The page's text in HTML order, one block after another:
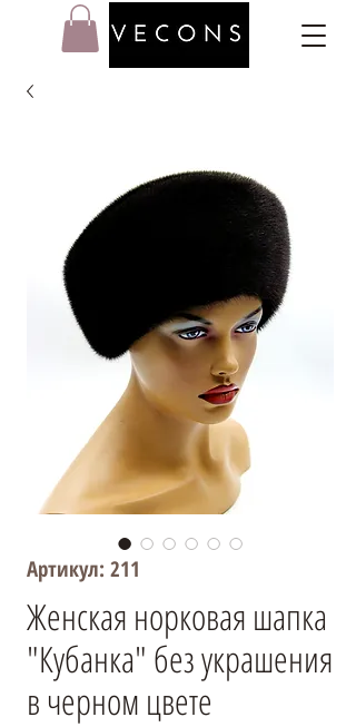
Артикул: 211
Женская норковая шапка
"Кубанка" без украшения
в черном цвете